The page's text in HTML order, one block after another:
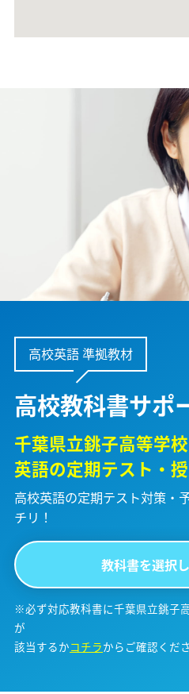
高校英語 準拠教材
高校教科書サポ
千葉県立銚子高等学校
英語の定期テスト・
高校英語の定期テスト対策・
チリ！
教科書を選択
※必ず対応教科書に千葉県立銚子
が
該当するかコチラからご確認くださ